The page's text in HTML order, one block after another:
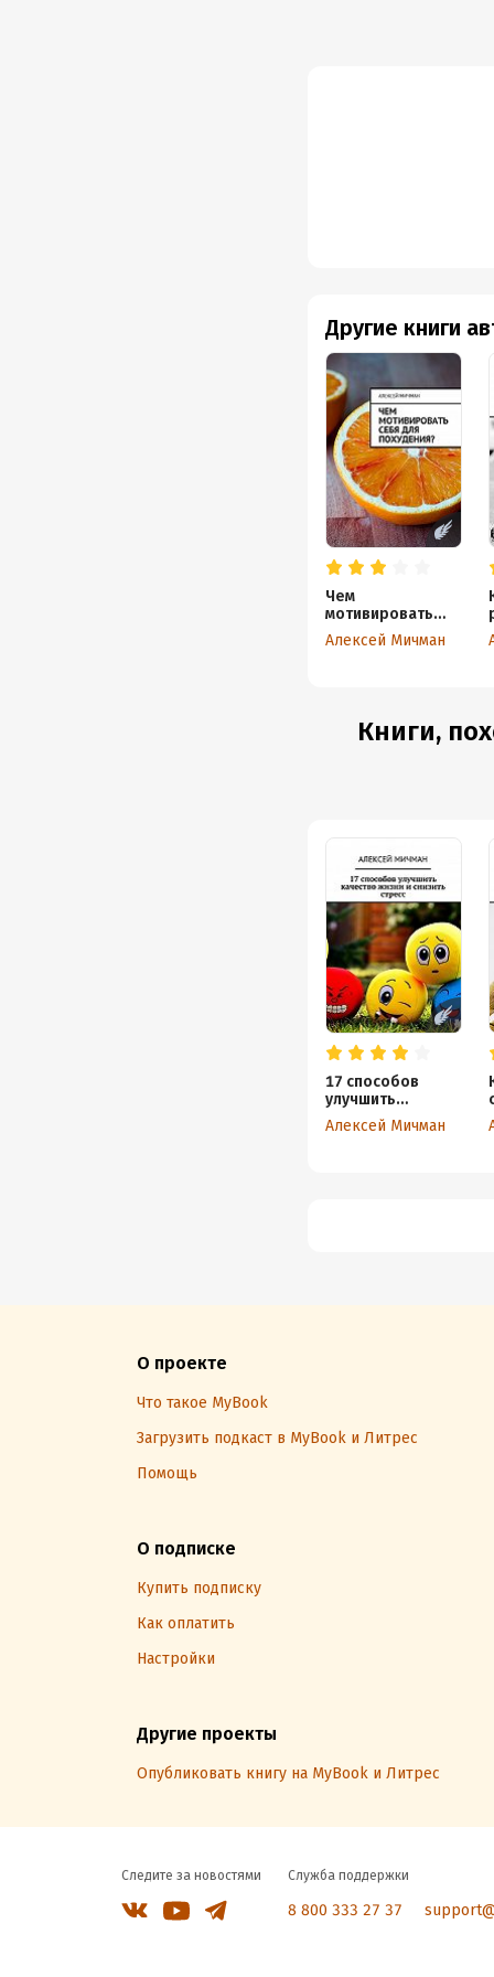
Другие книги
Чем
мотивировать
себя для
похудения?
Алексей Мичман
Книги,
17 способов
улучшить
качество жизни и
снизить стресс
Алексей Мичман
О проекте
Что такое MyBook
Загрузить подкаст в MyBook и Литрес
Помощь
О подписке
Купить подписку
Как оплатить
Настройки
Другие проекты
Опубликовать книгу на MyBook и Литрес
Следите за новостями Служба поддержки
8 800 333 27 37